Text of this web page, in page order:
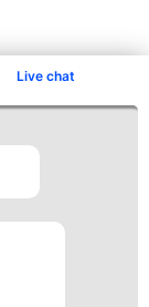
Live chat